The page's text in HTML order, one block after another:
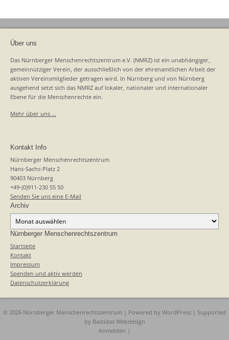
Über uns
Das Nürnberger Menschenrechtszentrum e.V. (NMRZ) ist ein unabhängiger,
gemeinnütziger Verein, der ausschließlich von der ehrenamtlichen Arbeit der
aktiven Vereinsmitglieder getragen wird. In Nürnberg und von Nürnberg
ausgehend setzt sich das NMRZ auf lokaler, nationaler und internationaler
Ebene für die Menschenrechte ein.
Mehr über uns …
Kontakt Info
Nürnberger Menschenrechtszentrum
Hans-Sachs-Platz 2
90403 Nürnberg
+49-(0)911-230 55 50
Senden Sie uns eine E-Mail
Archiv
Nürnberger Menschenrechtszentrum
Startseite
Kontakt
Impressum
Spenden und aktiv werden
Datenschutzerklärung
© 2026 Nürnberger Menschenrechtszentrum | Powered by WordPress | Supported
by Bastidas Webdesign
Anmelden |